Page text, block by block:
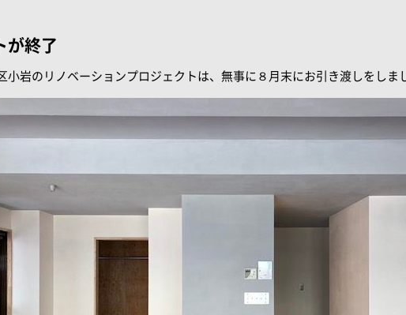
が終了
小岩のリノベーションプロジェクトは、無事に８月末にお引き渡しをしま